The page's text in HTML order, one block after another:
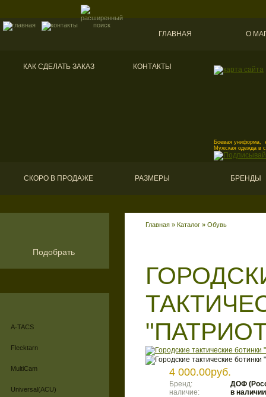
ГЛАВНАЯ О
КАК СДЕЛАТЬ ЗАКАЗ КОНТАКТЫ
Боевая униформа,
Мужская одежда в
СКОРО В ПРОДАЖЕ РАЗМЕРЫ БРЕНДЫ
Подобрать
A-TACS
Flecktarn
MultiCam
Universal(ACU)
Главная » Каталог » Обувь
4 000.00руб.
Бренд:
ДОФ
наличие:
в наличии